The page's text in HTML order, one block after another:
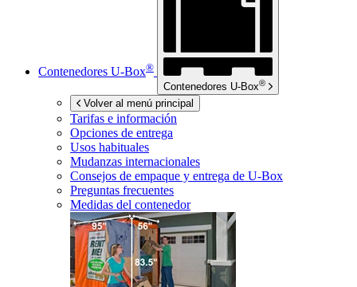
Contenedores U-Box®
Contenedores U-Box®
Volver al menú principal
Tarifas e información
Opciones de entrega
Usos habituales
Mudanzas internacionales
Consejos de empaque y entrega de U-Box
Preguntas frecuentes
Medidas del contenedor